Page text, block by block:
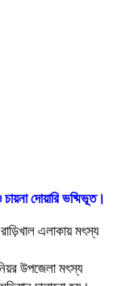
দোয়ারি ভষ্মিভূত।
এলাকায় মৎস্য
উপজেলা মৎস্য